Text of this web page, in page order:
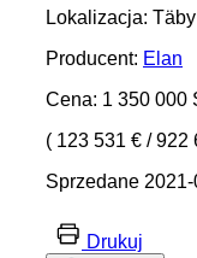
Lokalizacja: Täby
Producent: Elan
Cena: 1 350 000
( 123 531 € /922
Sprzedane 2021-
Drukuj